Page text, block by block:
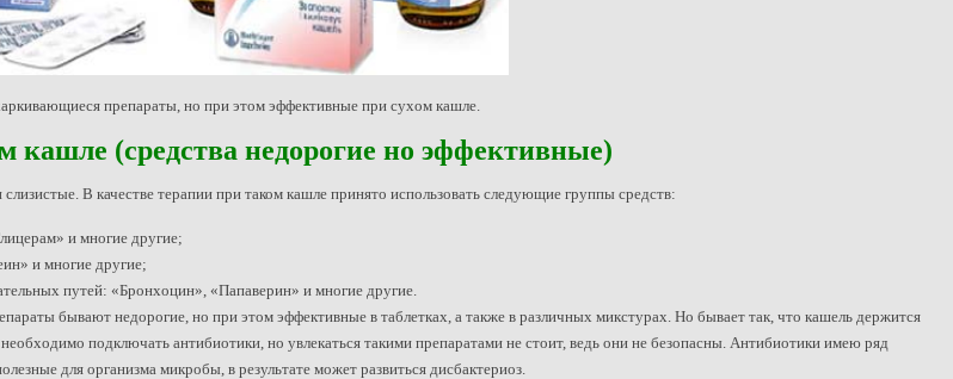
препараты, но при этом эффективные при сухом кашле.
(средства недорогие но эффективные)
В качестве терапии при таком кашле принято использовать следующие группы средств:
и многие другие;
и многие другие;
путей: «Бронхоцин», «Папаверин» и многие другие.
бывают недорогие, но при этом эффективные в таблетках, а также в различных микстурах. Но бывает так, что кашель держится
подключать антибиотики, но увлекаться такими препаратами не стоит, ведь они не безопасны. Антибиотики имею ряд
для организма микробы, в результате может развиться дисбактериоз.